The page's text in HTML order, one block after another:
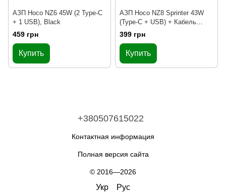
АЗП Hoco NZ6 45W (2 Type-C
+ 1 USB), Black
459 грн
Купить
АЗП Hoco NZ8 Sprinter 43W
(Type-C + USB) + Кабель
Type-C to Type-C, Brown
399 грн
Купить
+380507615022
Контактная информация
Полная версия сайта
© 2016—2026
Укр Рус